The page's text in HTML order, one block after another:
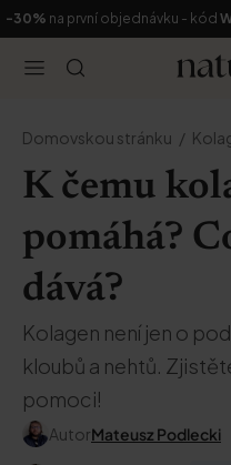
-30% na první objednávku - kód
Domovskou stránku
K čemu
pomáhá?
dává?
Kolagen není jen o
kloubů a nehtů.
pomoci!
AutorMateusz Podlecki